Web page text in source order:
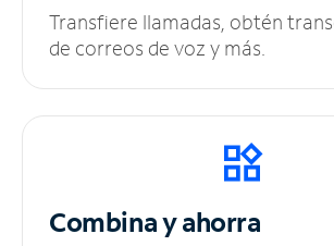
Transfiere llamadas, obtén
de correos de voz y más.
Combina y ahorra